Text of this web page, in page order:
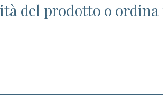
del prodotto o ordina